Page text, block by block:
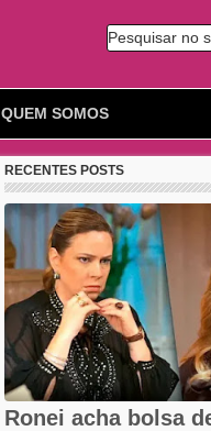
Pesquisar no
QUEM SOMOS
RECENTES POSTS
Ronei acha bolsa